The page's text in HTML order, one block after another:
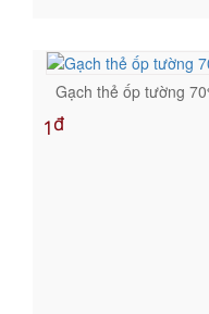
Gạch thẻ ốp tường
1đ